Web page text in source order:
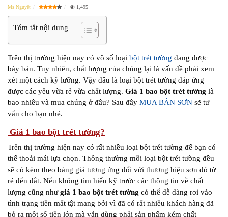
Ms Nguyệt 1,495
Tóm tắt nội dung
Trên thị trường hiện nay có vô số loại bột trét tường đang được
bày bán. Tuy nhiên, chất lượng của chúng lại là vấn đề phải xem
xét một cách kỹ lưỡng. Vậy đâu là loại bột trét tường đáp ứng
được các yêu vừa rẻ vừa chất lượng. Giá 1 bao bột trét tường là
bao nhiêu và mua chúng ở đâu? Sau đây MUA BÁN SƠN sẽ tư
vấn cho bạn nhé.
Giá 1 bao bột trét tường?
Trên thị trường hiện nay có rất nhiều loại bột trét tường để bạn có
thể thoải mái lựa chọn. Thông thường mỗi loại bột trét tường đều
sẽ có kèm theo bảng giá tương ứng đối với thương hiệu sơn đó từ
rẻ đến đắt. Nếu không tìm hiểu kỹ trước các thông tin về chất
lượng cũng nhưgiá 1 bao bột trét tường có thể dễ dàng rơi vào
tình trạng tiền mất tật mang bởi vì đã có rất nhiều khách hàng đã
bỏ ra một số tiền lớn mà vẫn dùng phải sản phẩm kém chất